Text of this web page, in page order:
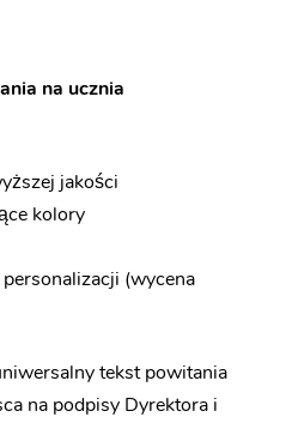
na ucznia
jakości
kolory
(wycena
tekst powitania
na podpisy Dyrektora i